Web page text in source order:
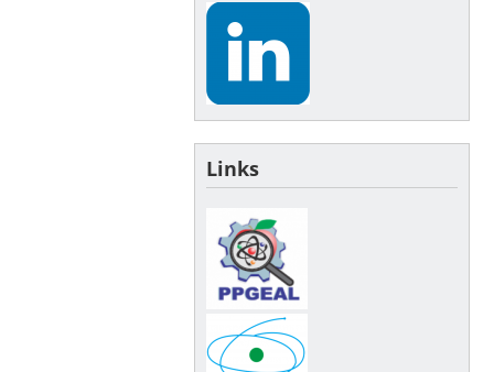
Links